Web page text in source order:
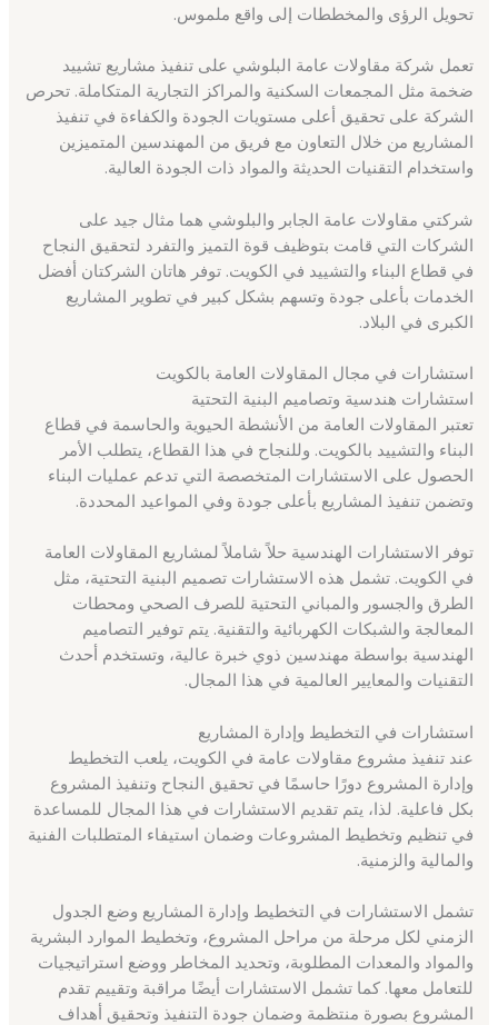
تحويل الرؤى والمخططات إلى واقع ملموس.
تعمل شركة مقاولات عامة البلوشي على تنفيذ مشاريع تشييد
ضخمة مثل المجمعات السكنية والمراكز التجارية المتكاملة. تحرص
الشركة على تحقيق أعلى مستويات الجودة والكفاءة في تنفيذ
المشاريع من خلال التعاون مع فريق من المهندسين المتميزين
واستخدام التقنيات الحديثة والمواد ذات الجودة العالية.
شركتي مقاولات عامة الجابر والبلوشي هما مثال جيد على
الشركات التي قامت بتوظيف قوة التميز والتفرد لتحقيق النجاح
في قطاع البناء والتشييد في الكويت. توفر هاتان الشركتان أفضل
الخدمات بأعلى جودة وتسهم بشكل كبير في تطوير المشاريع
الكبرى في البلاد.
استشارات في مجال المقاولات العامة بالكويت
استشارات هندسية وتصاميم البنية التحتية
تعتبر المقاولات العامة من الأنشطة الحيوية والحاسمة في قطاع
البناء والتشييد بالكويت. وللنجاح في هذا القطاع، يتطلب الأمر
الحصول على الاستشارات المتخصصة التي تدعم عمليات البناء
وتضمن تنفيذ المشاريع بأعلى جودة وفي المواعيد المحددة.
توفر الاستشارات الهندسية حلاً شاملاً لمشاريع المقاولات العامة
في الكويت. تشمل هذه الاستشارات تصميم البنية التحتية، مثل
الطرق والجسور والمباني التحتية للصرف الصحي ومحطات
المعالجة والشبكات الكهربائية والتقنية. يتم توفير التصاميم
الهندسية بواسطة مهندسين ذوي خبرة عالية، وتستخدم أحدث
التقنيات والمعايير العالمية في هذا المجال.
استشارات في التخطيط وإدارة المشاريع
عند تنفيذ مشروع مقاولات عامة في الكويت، يلعب التخطيط
وإدارة المشروع دورًا حاسمًا في تحقيق النجاح وتنفيذ المشروع
بكل فاعلية. لذا، يتم تقديم الاستشارات في هذا المجال للمساعدة
في تنظيم وتخطيط المشروعات وضمان استيفاء المتطلبات الفنية
والمالية والزمنية.
تشمل الاستشارات في التخطيط وإدارة المشاريع وضع الجدول
الزمني لكل مرحلة من مراحل المشروع، وتخطيط الموارد البشرية
والمواد والمعدات المطلوبة، وتحديد المخاطر ووضع استراتيجيات
للتعامل معها. كما تشمل الاستشارات أيضًا مراقبة وتقييم تقدم
المشروع بصورة منتظمة وضمان جودة التنفيذ وتحقيق أهداف